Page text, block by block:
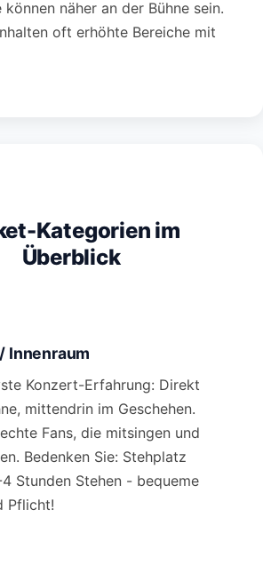
näher an der Bühne sein.
oft erhöhte Bereiche mit
Kategorien im
Überblick
Innenraum
Konzert-Erfahrung: Direkt
mittendrin im Geschehen.
Fans, die mitsingen und
Bedenken Sie: Stehplatz
Stunden Stehen - bequeme
Pflicht!